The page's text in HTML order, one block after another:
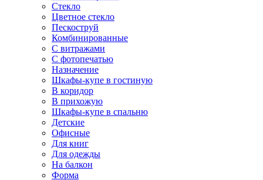
Стекло
Цветное стекло
Пескоструй
Комбинированные
С витражами
С фотопечатью
Назначение
Шкафы-купе в гостиную
В коридор
В прихожую
Шкафы-купе в спальню
Детские
Офисные
Для книг
Для одежды
На балкон
Форма